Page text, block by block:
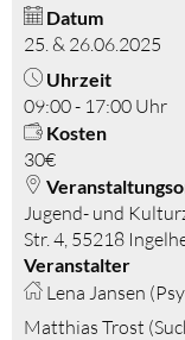
Datum
25. & 26.06.2025
Uhrzeit
09:00 - 17:00 Uhr
Kosten
30€
Jugend- und
Str. 4, 55218
Veranstalter
Lena Jansen
Matthias Trost